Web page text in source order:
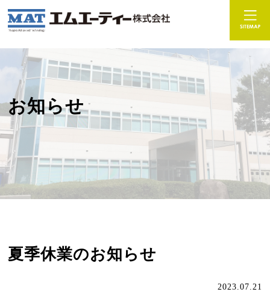
お知らせ
夏季休業のお知らせ
2023.07.21